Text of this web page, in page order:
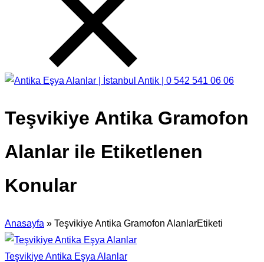
Teşvikiye Antika Gramofon
Alanlar ile Etiketlenen
Konular
Anasayfa » Teşvikiye Antika Gramofon AlanlarEtiketi
Teşvikiye Antika Eşya Alanlar